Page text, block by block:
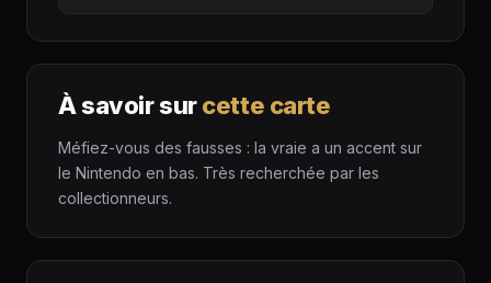
À savoir surcette carte
Méfiez-vous des fausses : la vraie a un accent sur
le Nintendo en bas. Très recherchée par les
collectionneurs.